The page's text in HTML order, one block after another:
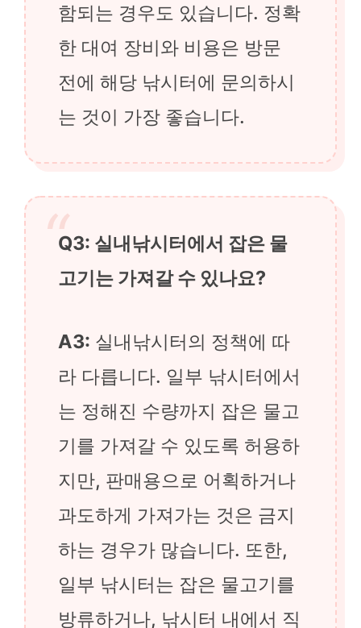
함되는 경우도 있습니다. 정확
한 대여 장비와 비용은 방문
전에 해당 낚시터에 문의하시
는 것이 가장 좋습니다.
Q3: 실내낚시터에서 잡은 물
고기는 가져갈 수 있나요?
A3: 실내낚시터의 정책에 따
라 다릅니다. 일부 낚시터에서
는 정해진 수량까지 잡은 물고
기를 가져갈 수 있도록 허용하
지만, 판매용으로 어획하거나
과도하게 가져가는 것은 금지
하는 경우가 많습니다. 또한,
일부 낚시터는 잡은 물고기를
방류하거나, 낚시터 내에서 직